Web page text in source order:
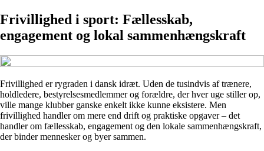
Frivillighed i sport: Fællesskab,
engagement og lokal sammenhængskraft
Frivillighed er rygraden i dansk idræt. Uden de tusindvis af trænere,
holdledere, bestyrelsesmedlemmer og forældre, der hver uge stiller op,
ville mange klubber ganske enkelt ikke kunne eksistere. Men
frivillighed handler om mere end drift og praktiske opgaver – det
handler om fællesskab, engagement og den lokale sammenhængskraft,
der binder mennesker og byer sammen.